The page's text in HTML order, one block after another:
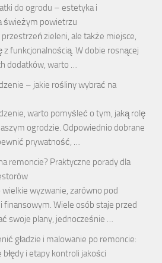
do ogrodu – estetyka i
świeżym powietrzu
zieleni, ale także miejsce,
funkcjonalnością. W dobie rosnącej
dodatków, warto …
– jakie rośliny wybrać na
warto pomyśleć o tym, jaką rolę
ogrodzie. Odpowiednio dobrane
prywatność, …
remoncie? Praktyczne porady dla
wyzwanie, zarówno pod
finansowym. Wiele osób staje przed
swoje plany, jednocześnie …
gładzie i malowanie po remoncie:
i etapy kontroli jakości